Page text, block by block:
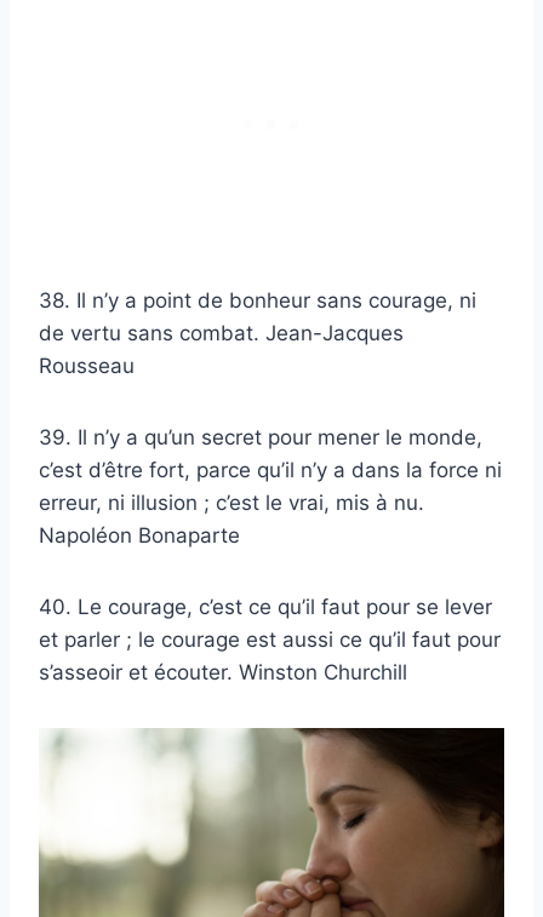
38. Il n’y a point de bonheur sans courage, ni
de vertu sans combat. Jean-Jacques
Rousseau
39. Il n’y a qu’un secret pour mener le monde,
c’est d’être fort, parce qu’il n’y a dans la force ni
erreur, ni illusion ; c’est le vrai, mis à nu.
Napoléon Bonaparte
40. Le courage, c’est ce qu’il faut pour se lever
et parler ; le courage est aussi ce qu’il faut pour
s’asseoir et écouter. Winston Churchill